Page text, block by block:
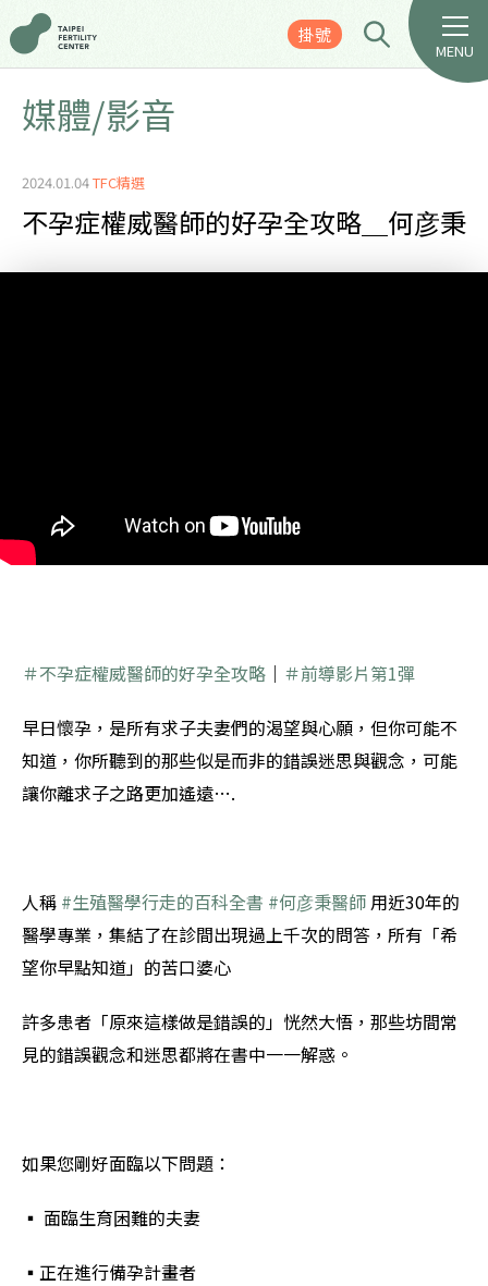
掛號
MENU
媒體/影音
2024.01.04TFC精選
不孕症權威醫師的好孕全攻略＿何彦秉
＃不孕症權威醫師的好孕全攻略 ｜ ＃前導影片第1彈
早日懷孕，是所有求子夫妻們的渴望與心願，但你可能不
知道，你所聽到的那些似是而非的錯誤迷思與觀念，可能
讓你離求子之路更加遙遠….
人稱 #生殖醫學行走的百科全書 #何彦秉醫師 用近30年的
醫學專業，集結了在診間出現過上千次的問答，所有「希
望你早點知道」的苦口婆心
許多患者「原來這樣做是錯誤的」恍然大悟，那些坊間常
見的錯誤觀念和迷思都將在書中一一解惑。
如果您剛好面臨以下問題：
▪️ 面臨生育困難的夫妻
▪️正在進行備孕計畫者